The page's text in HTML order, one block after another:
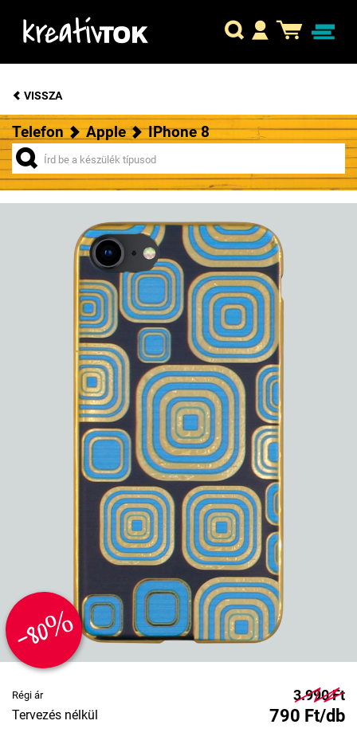
VISSZA
Telefon Apple IPhone 8
-80%
Régi ár 3.990 Ft
Tervezés nélkül 790 Ft/db